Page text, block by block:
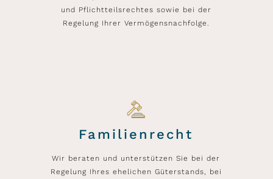
und Pflichtteilsrechtes sowie bei der
Regelung Ihrer Vermögensnachfolge.
Familienrecht
Wir beraten und unterstützen Sie bei der
Regelung Ihres ehelichen Güterstands, bei